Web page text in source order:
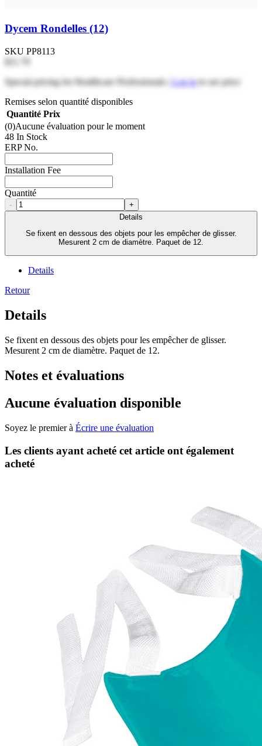
Dycem Rondelles (12)
SKU PP8113
Special pricing for Healthcare Professionals | Log into see price
Remises selon quantité disponibles
Quantité Prix
(0)Aucune évaluation pour le moment
48 In Stock
ERP No.
Installation Fee
Quantité
-
+
Details
Se fixent en dessous des objets pour les empêcher de glisser.
Mesurent 2 cm de diamètre. Paquet de 12.
Details
Retour
Details
Se fixent en dessous des objets pour les empêcher de glisser.
Mesurent 2 cm de diamètre. Paquet de 12.
Notes et évaluations
Aucune évaluation disponible
Soyez le premier à Écrire une évaluation
Les clients ayant acheté cet article ont également
acheté